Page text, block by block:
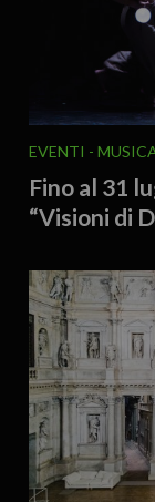
EVENTI
Fino al 31
“Visioni di